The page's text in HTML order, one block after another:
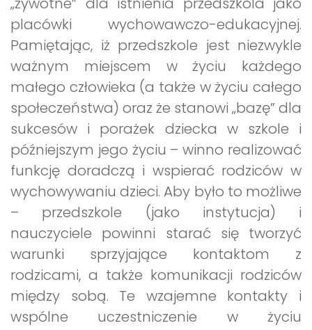
placówki wychowawczo-edukacyjnej.
Pamiętając, iż przedszkole jest niezwykle
ważnym miejscem w życiu każdego
małego człowieka (a także w życiu całego
społeczeństwa) oraz że stanowi „bazę” dla
sukcesów i porażek dziecka w szkole i
późniejszym jego życiu – winno realizować
funkcję doradczą i wspierać rodziców w
wychowywaniu dzieci. Aby było to możliwe
– przedszkole (jako instytucja) i
nauczyciele powinni starać się tworzyć
warunki sprzyjające kontaktom z
rodzicami, a także komunikacji rodziców
między sobą. Te wzajemne kontakty i
wspólne uczestniczenie w życiu